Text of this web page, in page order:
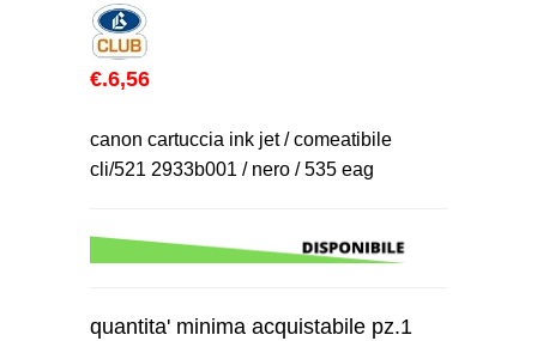
€.6,56
canon cartuccia ink jet / comeatibile
cli/521 2933b001 / nero / 535 eag
quantita' minima acquistabile pz.1